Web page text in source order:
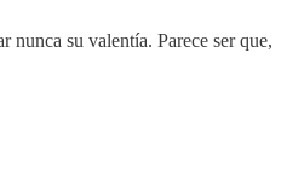
nunca su valentía. Parece ser que,